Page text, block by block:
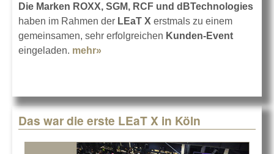
Die Marken ROXX, SGM, RCF und dBTechnologies
haben im Rahmen der LEaT X erstmals zu einem
gemeinsamen, sehr erfolgreichen Kunden-Event
eingeladen. mehr»
Das war die erste LEaT X in Köln